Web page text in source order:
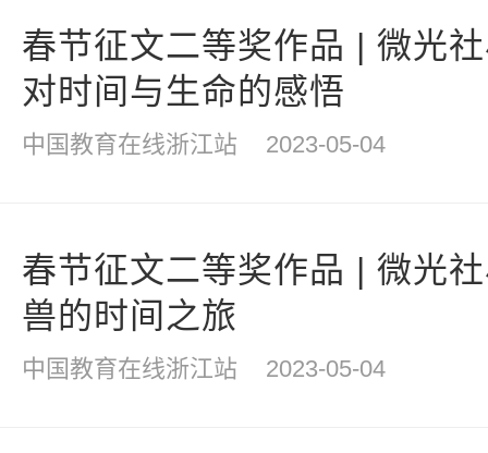
春节征文二等奖作品 | 微光
对时间与生命的感悟
中国教育在线浙江站 2023-05-04
春节征文二等奖作品 | 微光
兽的时间之旅
中国教育在线浙江站 2023-05-04